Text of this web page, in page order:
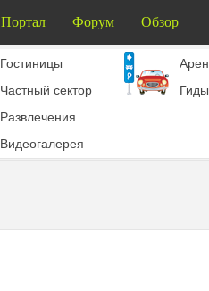
Портал Форум Обзор
Гостиницы
Частный сектор
Гиды
Развлечения
Видеогалерея